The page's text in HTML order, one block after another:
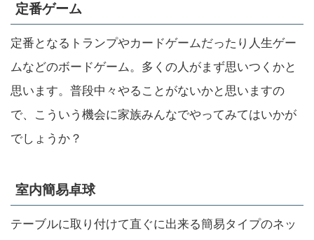
定番ゲーム
定番となるトランプやカードゲームだったり人生ゲー
ムなどのボードゲーム。多くの人がまず思いつくかと
思います。普段中々やることがないかと思いますの
で、こういう機会に家族みんなでやってみてはいかが
でしょうか？
室内簡易卓球
テーブルに取り付けて直ぐに出来る簡易タイプのネッ